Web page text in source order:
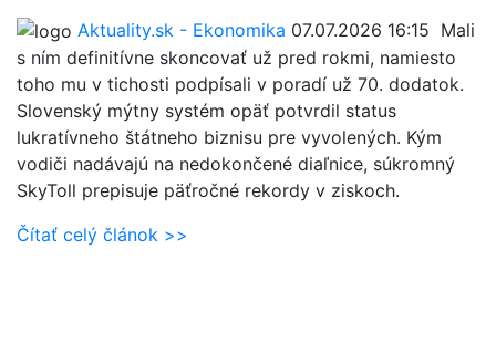
Aktuality.sk - Ekonomika 07.07.2026 16:15 Mali
s ním definitívne skoncovať už pred rokmi, namiesto
toho mu v tichosti podpísali v poradí už 70. dodatok.
Slovenský mýtny systém opäť potvrdil status
lukratívneho štátneho biznisu pre vyvolených. Kým
vodiči nadávajú na nedokončené diaľnice, súkromný
SkyToll prepisuje päťročné rekordy v ziskoch.
Čítať celý článok >>